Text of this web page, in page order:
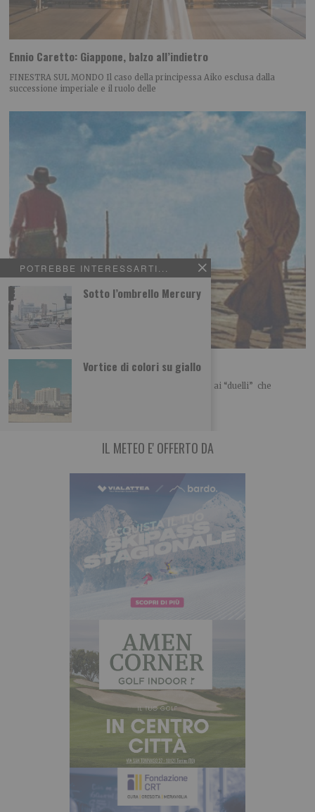
POTREBBE INTERESSARTI...
Sotto l’ombrello Mercury
Vortice di colori su giallo
Ennio Caretto: Giappone, balzo all’indietro
FINESTRA SUL MONDO Il caso della principessa Aiko esclusa dalla
successione imperiale e il ruolo delle
Teresio e i duelli dei “cauboi”
Passando davanti alla casa di Aristide ho ripensato ai “duelli” che
ingaggiava con Teresio. Niente di
IL METEO E' OFFERTO DA